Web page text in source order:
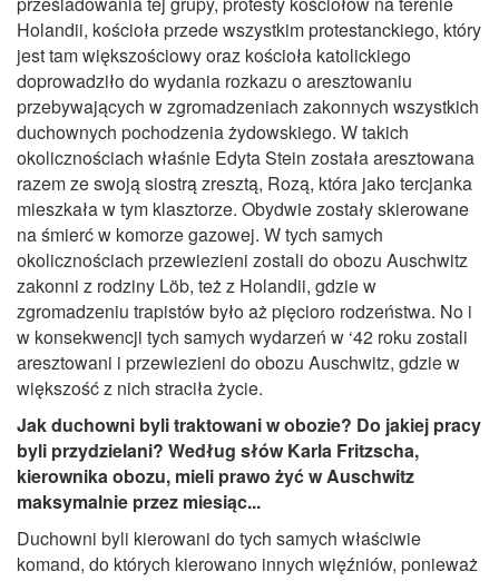
Holandii, kościoła przede wszystkim protestanckiego, który
jest tam większościowy oraz kościoła katolickiego
doprowadziło do wydania rozkazu o aresztowaniu
przebywających w zgromadzeniach zakonnych wszystkich
duchownych pochodzenia żydowskiego. W takich
okolicznościach właśnie Edyta Stein została aresztowana
razem ze swoją siostrą zresztą, Rozą, która jako tercjanka
mieszkała w tym klasztorze. Obydwie zostały skierowane
na śmierć w komorze gazowej. W tych samych
okolicznościach przewiezieni zostali do obozu Auschwitz
zakonni z rodziny Löb, też z Holandii, gdzie w
zgromadzeniu trapistów było aż pięcioro rodzeństwa. No i
w konsekwencji tych samych wydarzeń w ‘42 roku zostali
aresztowani i przewiezieni do obozu Auschwitz, gdzie w
większość z nich straciła życie.
Jak duchowni byli traktowani w obozie? Do jakiej pracy
byli przydzielani? Według słów Karla Fritzscha,
kierownika obozu, mieli prawo żyć w Auschwitz
maksymalnie przez miesiąc...
Duchowni byli kierowani do tych samych właściwie
komand, do których kierowano innych więźniów, ponieważ